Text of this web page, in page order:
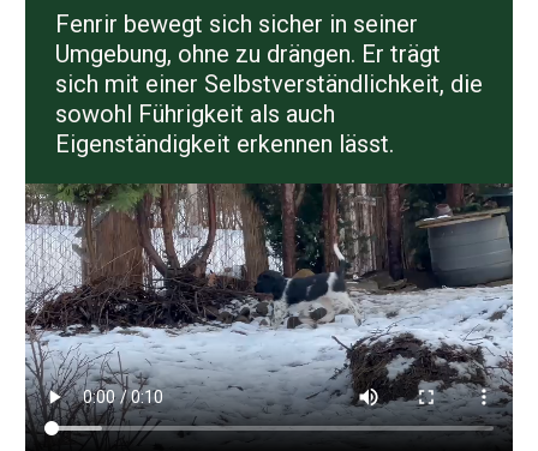
Fenrir bewegt sich sicher in seiner
Umgebung, ohne zu drängen. Er trägt
sich mit einer Selbstverständlichkeit, die
sowohl Führigkeit als auch
Eigenständigkeit erkennen lässt.